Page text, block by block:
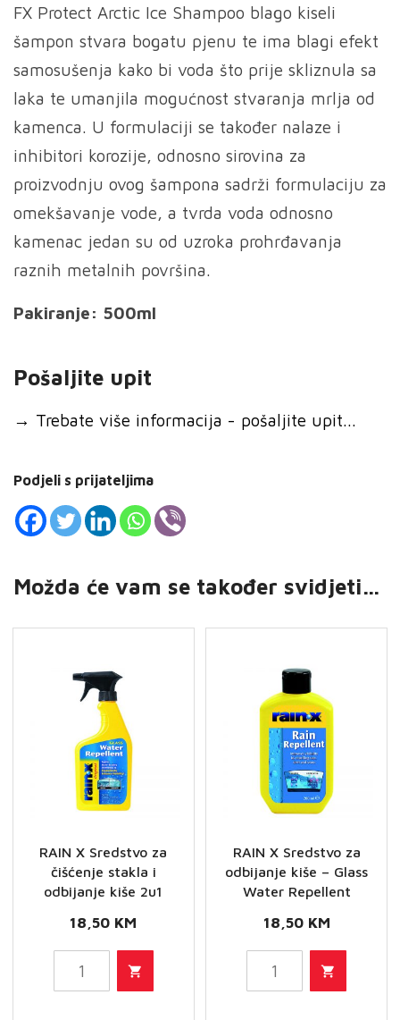
FX Protect Arctic Ice Shampoo blago kiseli
šampon stvara bogatu pjenu te ima blagi efekt
samosušenja kako bi voda što prije skliznula sa
laka te umanjila mogućnost stvaranja mrlja od
kamenca. U formulaciji se također nalaze i
inhibitori korozije, odnosno sirovina za
proizvodnju ovog šampona sadrži formulaciju za
omekšavanje vode, a tvrda voda odnosno
kamenac jedan su od uzroka prohrđavanja
raznih metalnih površina.
Pakiranje: 500ml
Pošaljite upit
→ Trebate više informacija - pošaljite upit...
Podjeli s prijateljima
Možda će vam se također svidjeti…
RAIN X Sredstvo za
čišćenje stakla i
odbijanje kiše 2u1
18,50 KM
RAIN
X
RAIN X Sredstvo za
odbijanje kiše – Glass
Water Repellent
18,50 KM
RAIN
X